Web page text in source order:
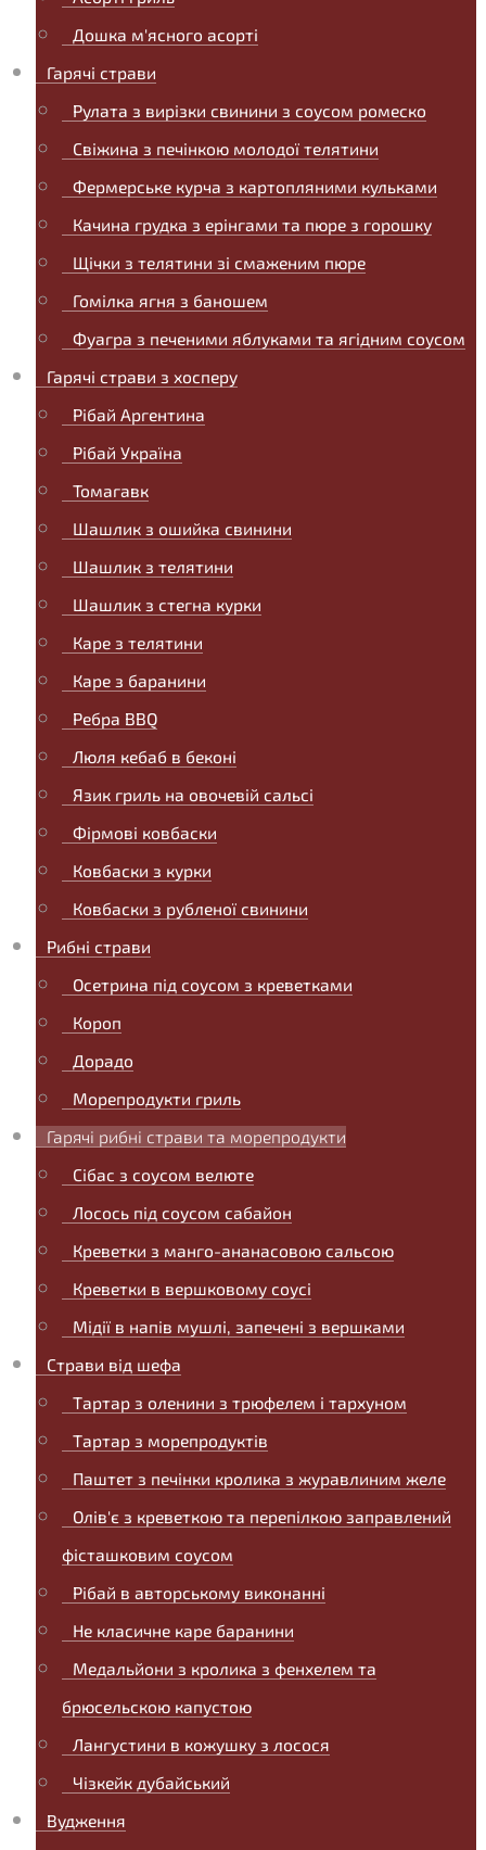
Дошка м'ясного асорті
Гарячі страви
Рулата з вирізки свинини з соусом ромеско
Свіжина з печінкою молодої телятини
Фермерське курча з картопляними кульками
Качина грудка з ерінгами та пюре з горошку
Щічки з телятини зі смаженим пюре
Гомілка ягня з баношем
Фуагра з печеними яблуками та ягідним соусом
Гарячі страви з хосперу
Рібай Аргентина
Рібай Україна
Томагавк
Шашлик з ошийка свинини
Шашлик з телятини
Шашлик з стегна курки
Каре з телятини
Каре з баранини
Ребра BBQ
Люля кебаб в беконі
Язик гриль на овочевій сальсі
Фірмові ковбаски
Ковбаски з курки
Ковбаски з рубленої свинини
Рибні страви
Осетрина під соусом з креветками
Короп
Дорадо
Морепродукти гриль
Гарячі рибні страви та морепродукти
Сібас з соусом велюте
Лосось під соусом сабайон
Креветки з манго-ананасовою сальсою
Креветки в вершковому соусі
Мідії в напів мушлі, запечені з вершками
Страви від шефа
Тартар з оленини з трюфелем і тархуном
Тартар з морепродуктів
Паштет з печінки кролика з журавлиним желе
Олів'є з креветкою та перепілкою заправлений
фісташковим соусом
Рібай в авторському виконанні
Не класичне каре баранини
Медальйони з кролика з фенхелем та
брюсельскою капустою
Лангустини в кожушку з лосося
Чізкейк дубайський
Вудження